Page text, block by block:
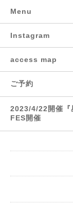
Menu
Instagram
access map
ご予約
2023/4/22開催『
FES開催